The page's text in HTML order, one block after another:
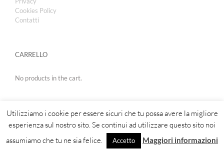
Cookies Policy
Contatti
CARRELLO
No products in the cart.
Copyright 2019 | Royal Cosmetic
Utilizziamo i cookie per essere sicuri che tu possa avere la migliore
esperienza sul nostro sito. Se continui ad utilizzare questo sito noi
assumiamo che tu ne sia felice.
Accetto Maggiori informazioni